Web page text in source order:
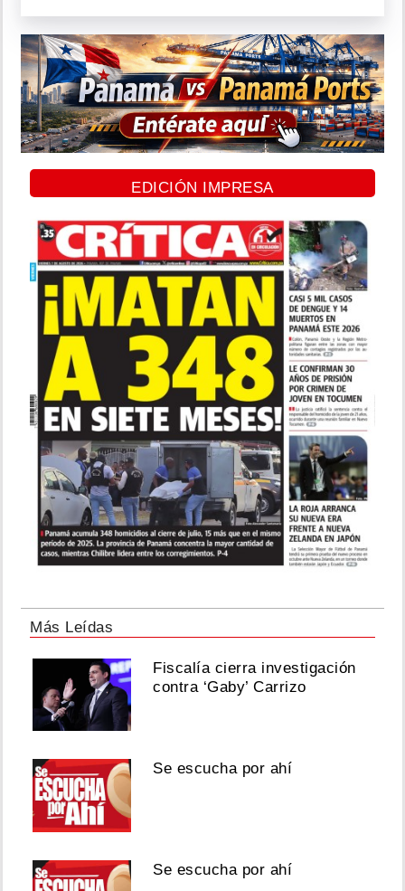
EDICIÓN IMPRESA
Más Leídas
Fiscalía cierra investigación
contra ‘Gaby’ Carrizo
Se escucha por ahí
Se escucha por ahí